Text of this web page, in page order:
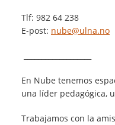
Tlf: 982 64 238
E-post: nube@ulna.no
En Nube tenemos
una líder pedagógica,
Trabajamos con la